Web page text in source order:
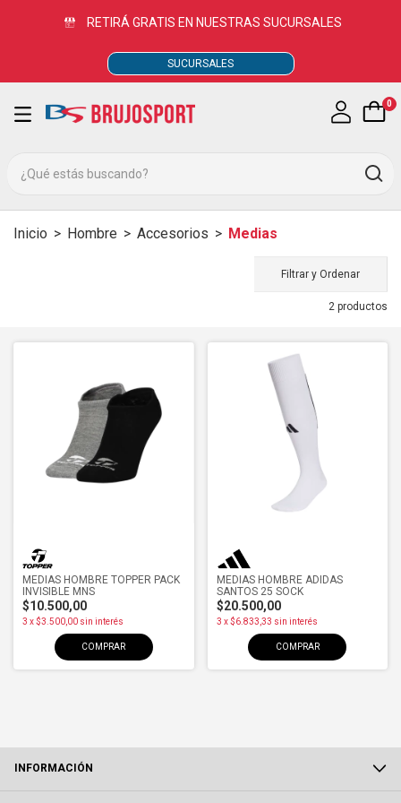
RETIRÁ GRATIS EN NUESTRAS SUCURSALES
SUCURSALES
0
Inicio > Hombre > Accesorios > Medias
Filtrar y Ordenar
2 productos
MEDIAS HOMBRE TOPPER PACK
INVISIBLE MNS
$10.500,00
3 x$3.500,00 sin interés
COMPRAR
MEDIAS HOMBRE ADIDAS
SANTOS 25 SOCK
$20.500,00
3 x$6.833,33 sin interés
COMPRAR
INFORMACIÓN